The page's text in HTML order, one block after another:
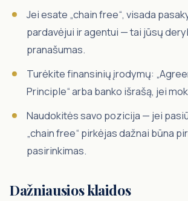
Jei esate „chain free“, visada
pardavėjui ir agentui — tai jūsų
pranašumas.
Turėkite finansinių įrodymų:
Principle“ arba banko išrašą, jei
Naudokitės savo pozicija — jei
„chain free“ pirkėjas dažnai būna
pasirinkimas.
Dažniausios klaidos